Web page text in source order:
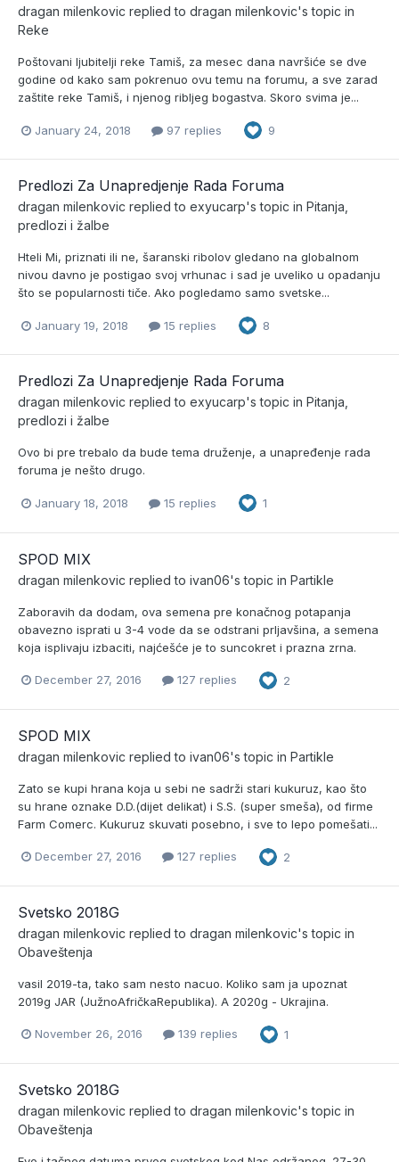
dragan milenkovic replied to dragan milenkovic's topic in
Reke
Poštovani ljubitelji reke Tamiš, za mesec dana navršiće se dve
godine od kako sam pokrenuo ovu temu na forumu, a sve zarad
zaštite reke Tamiš, i njenog ribljeg bogastva. Skoro svima je...
January 24, 2018 97 replies 9
Predlozi Za Unapredjenje Rada Foruma
dragan milenkovic replied to exyucarp's topic in Pitanja,
predlozi i žalbe
Hteli Mi, priznati ili ne, šaranski ribolov gledano na globalnom
nivou davno je postigao svoj vrhunac i sad je uveliko u opadanju
što se popularnosti tiče. Ako pogledamo samo svetske...
January 19, 2018 15 replies 8
Predlozi Za Unapredjenje Rada Foruma
dragan milenkovic replied to exyucarp's topic in Pitanja,
predlozi i žalbe
Ovo bi pre trebalo da bude tema druženje, a unapređenje rada
foruma je nešto drugo.
January 18, 2018 15 replies 1
SPOD MIX
dragan milenkovic replied to ivan06's topic in Partikle
Zaboravih da dodam, ova semena pre konačnog potapanja
obavezno isprati u 3-4 vode da se odstrani prljavšina, a semena
koja isplivaju izbaciti, najćešće je to suncokret i prazna zrna.
December 27, 2016 127 replies 2
SPOD MIX
dragan milenkovic replied to ivan06's topic in Partikle
Zato se kupi hrana koja u sebi ne sadrži stari kukuruz, kao što
su hrane oznake D.D.(dijet delikat) i S.S. (super smeša), od firme
Farm Comerc. Kukuruz skuvati posebno, i sve to lepo pomešati...
December 27, 2016 127 replies 2
Svetsko 2018G
dragan milenkovic replied to dragan milenkovic's topic in
Obaveštenja
vasil 2019-ta, tako sam nesto nacuo. Koliko sam ja upoznat
2019g JAR (JužnoAfričkaRepublika). A 2020g - Ukrajina.
November 26, 2016 139 replies 1
Svetsko 2018G
dragan milenkovic replied to dragan milenkovic's topic in
Obaveštenja